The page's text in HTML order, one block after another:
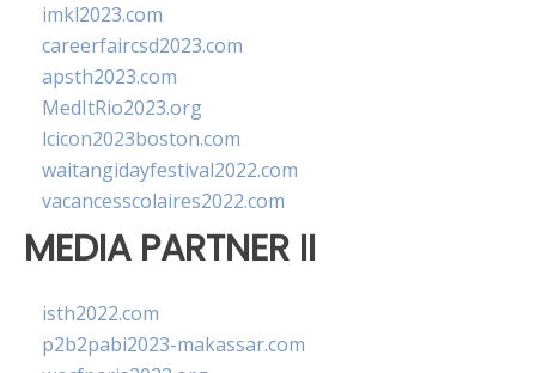
imkl2023.com
careerfaircsd2023.com
apsth2023.com
MedItRio2023.org
lcicon2023boston.com
waitangidayfestival2022.com
vacancesscolaires2022.com
MEDIA PARTNER II
isth2022.com
p2b2pabi2023-makassar.com